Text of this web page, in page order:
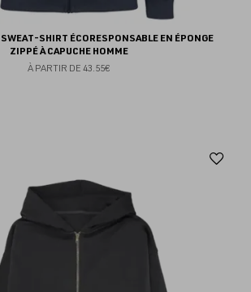
SHIRT ÉCORESPONSABLE EN ÉPONGE
ZIPPÉ À CAPUCHE HOMME
À PARTIR DE 43.55€